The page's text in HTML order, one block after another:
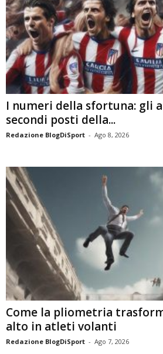
I numeri della sfortuna: gli
secondi posti della...
Redazione BlogDiSport - Ago 8, 2026
Come la pliometria
alto in atleti volanti
Redazione BlogDiSport - Ago 7, 2026